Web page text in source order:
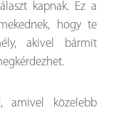
kapnak. Ez a
hogy te
akivel bármit
amivel közelebb